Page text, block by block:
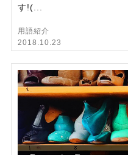
す!(...
用語紹介
2018.10.23